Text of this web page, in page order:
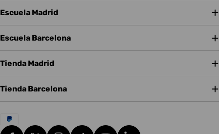
Escuela Madrid
Escuela Barcelona
Tienda Madrid
Tienda Barcelona
Métodos
de